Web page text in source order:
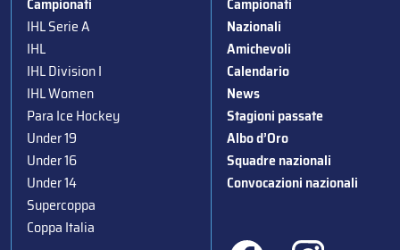
IHL Serie A
IHL
IHL Division I
IHL Women
Para Ice Hockey
Under 19
Under 16
Under 14
Supercoppa
Coppa Italia
Nazionali
Amichevoli
Calendario
News
Stagioni passate
Albo d’Oro
Squadre nazionali
Convocazioni nazionali